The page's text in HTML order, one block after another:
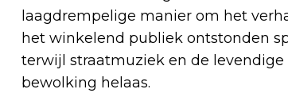
laagdrempelige manier om het
het winkelend publiek ontstonden
terwijl straatmuziek en de
bewolking helaas.